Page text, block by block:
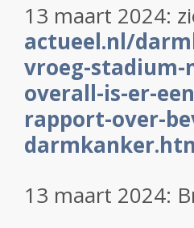
13 maart 2024:
actueel.nl/
vroeg-stadium-
overall-is-er-
rapport-over-
13 maart 2024: